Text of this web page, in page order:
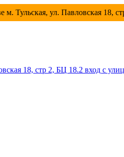
м. Тульская, ул. Павловская 18,
18, стр 2, БЦ 18.2 вход с